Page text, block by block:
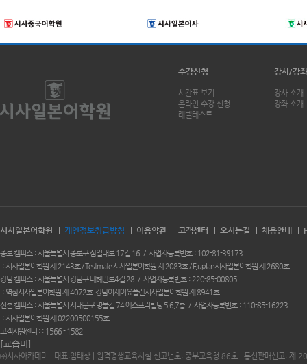
수강신청
시간표 보기
온라인 수강 신청
레벨테스트
강사/강좌
강사 소개
강좌 소개
시사일본어학원 개인정보취급방침 이용약관 고객센터 오시는길 채용안내
종로 캠퍼스 서울특별시 종로구 삼일대로 17길 16 사업자등록번호
102-81-39173
시사일본어학원 제 2143호 / Testmate 시사일본어학원 제 2083호 / Ejuplan시사일본어학원 제 2680호
강남 캠퍼스
서울특별시 강남구 테헤란로4길 28 사업자등록번호
220-85-00805
역삼시사일본어학원 제 4072호. 강남이제이유플랜시사일본어학원 제 8941호
신촌 캠퍼스
서울특별시 서대문구 명물길 74 에스프리빌딩 5,6,7층 사업자등록번호
110-85-16223
시사일본어학원 제 02200500155호
고객지원센터 :
1566 - 1582
[교습비]
㈜시사아카데미 | 대표:엄태상 | 원격평생교육시설 신고번호: 중부교육청 86호 | 통신판매신고: 제